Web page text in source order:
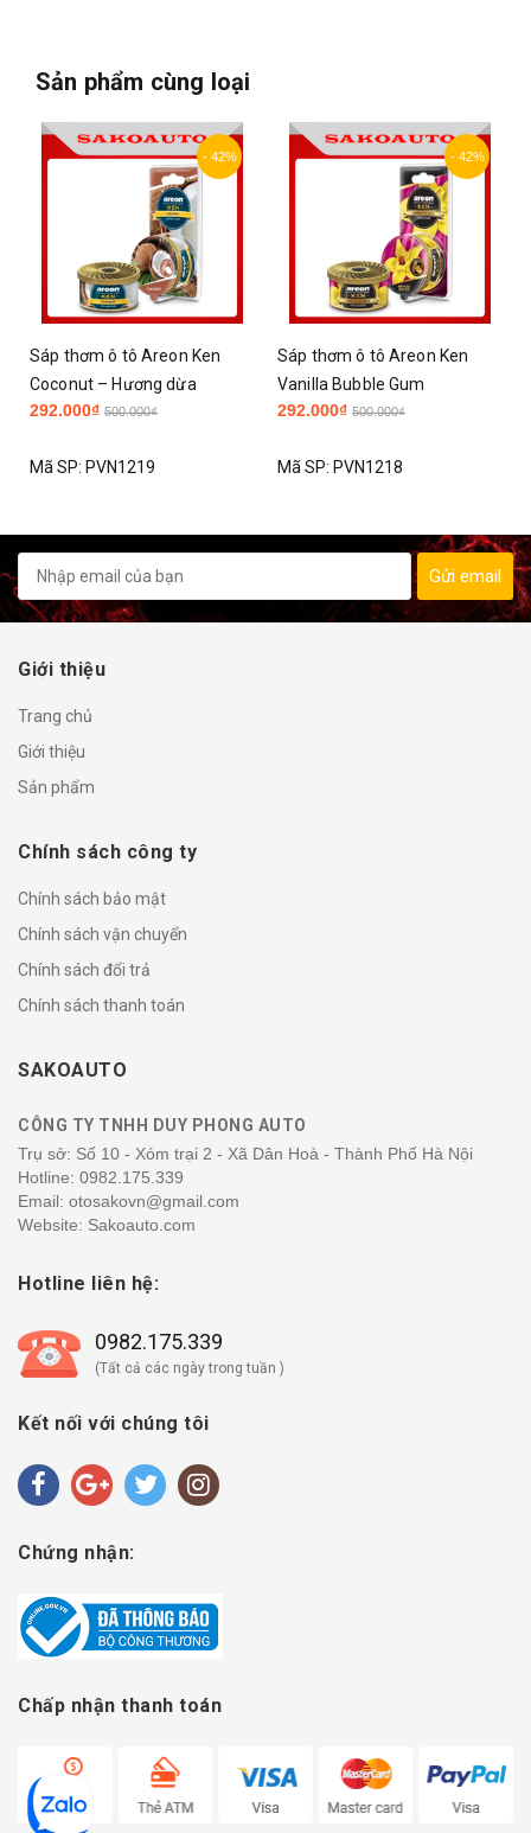
Sản phẩm cùng loại
- 42%
Sáp thơm ô tô Areon Ken
Coconut – Hương dừa
292.000₫ 500.000₫
Mã SP: PVN1219
- 42%
Sáp thơm ô tô Areon Ken
Vanilla Bubble Gum
292.000₫ 500.000₫
Mã SP: PVN1218
Gửi email
Giới thiệu
Trang chủ
Giới thiệu
Sản phẩm
Chính sách công ty
Chính sách bảo mật
Chính sách vận chuyển
Chính sách đổi trả
Chính sách thanh toán
SAKOAUTO
CÔNG TY TNHH DUY PHONG AUTO
Trụ sở: Số 10 - Xóm trại 2 - Xã Dân Hoà - Thành Phố Hà Nội
Hotline: 0982.175.339
Email: otosakovn@gmail.com
Website: Sakoauto.com
Hotline liên hệ:
0982.175.339
(Tất cả các ngày trong tuần )
Kết nối với chúng tôi
Chứng nhận:
Chấp nhận thanh toán